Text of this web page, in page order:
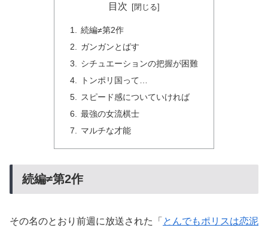
目次
続編≠第2作
ガンガンとばす
シチュエーションの把握が困難
トンポリ国って…
スピード感についていければ
最強の女流棋士
マルチな才能
続編≠第2作
その名のとおり前週に放送された「 とんでもポリスは恋泥